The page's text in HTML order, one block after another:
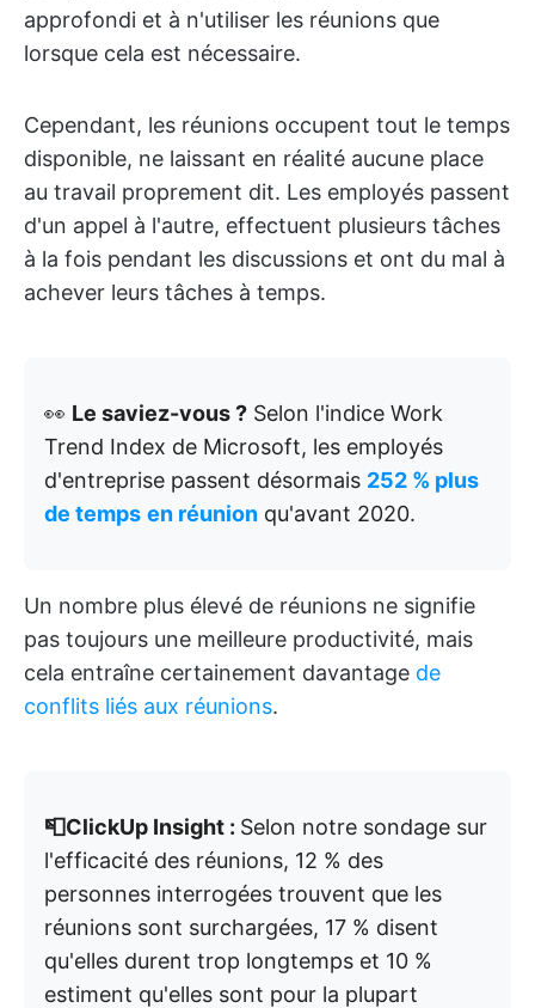
approfondi et à n'utiliser les réunions que
lorsque cela est nécessaire.
Cependant, les réunions occupent tout le temps
disponible, ne laissant en réalité aucune place
au travail proprement dit. Les employés passent
d'un appel à l'autre, effectuent plusieurs tâches
à la fois pendant les discussions et ont du mal à
achever leurs tâches à temps.
👀 Le saviez-vous ? Selon l'indice Work
Trend Index de Microsoft, les employés
d'entreprise passent désormais 252 % plus
de temps en réunion qu'avant 2020.
Un nombre plus élevé de réunions ne signifie
pas toujours une meilleure productivité, mais
cela entraîne certainement davantage de
conflits liés aux réunions.
📮ClickUp Insight : Selon notre sondage sur
l'efficacité des réunions, 12 % des
personnes interrogées trouvent que les
réunions sont surchargées, 17 % disent
qu'elles durent trop longtemps et 10 %
estiment qu'elles sont pour la plupart